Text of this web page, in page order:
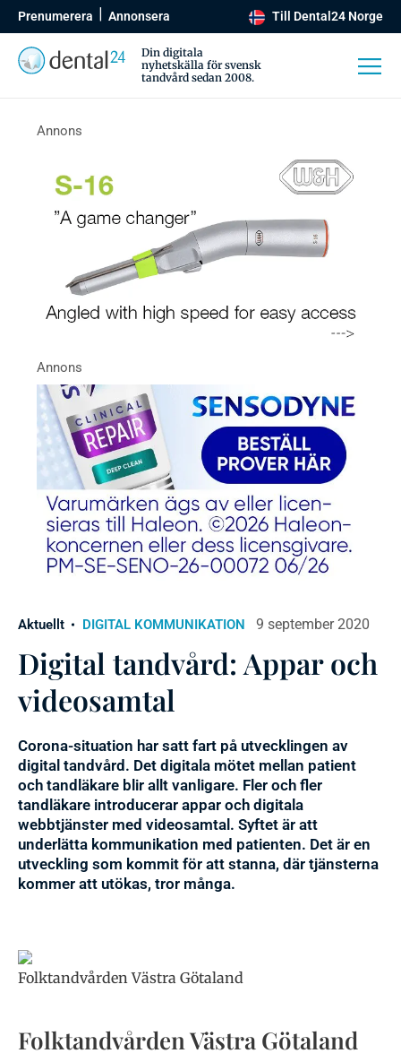
Prenumerera Annonsera Till Dental24 Norge
Din digitala
nyhetskälla för svensk
tandvård sedan 2008.
Aktuellt DIGITAL KOMMUNIKATION 9 september 2020
Digital tandvård: Appar och
videosamtal
Corona-situation har satt fart på utvecklingen av
digital tandvård. Det digitala mötet mellan patient
och tandläkare blir allt vanligare. Fler och fler
tandläkare introducerar appar och digitala
webbtjänster med videosamtal. Syftet är att
underlätta kommunikation med patienten. Det är en
utveckling som kommit för att stanna, där tjänsterna
kommer att utökas, tror många.
Folktandvården Västra Götaland
Folktandvården Västra Götaland